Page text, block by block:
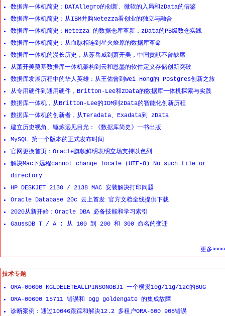
数据库一体机简史：DATAllegro的创新、微软的入局和zData的借鉴
数据库一体机简史：从IBM并购Netezza看创业的独立与融合
数据库一体机简史：Netezza 的数据仓库革新，zData的PB级数仓实践
数据库一体机简史：从血脉相连到星火燎原的数据库革命
数据库一体机的漫长历史，从苏岳威到萧开美，中国贡献不曾缺席
从萧开美奠基数据库一体机架构到云和恩墨的软件定义存储创新突破
数据库发展历程中的华人英雄：从王佑曾到Wei Hong的 Postgres创新之旅
从专用硬件到通用硬件，Britton-Lee和zData的数据库一体机探索与实践
数据库一体机，从Britton-Lee的IDM到zData的智能化创新历程
数据库一体机的创新者，从Teradata、Exadata到 zData
建立历史视角、锤炼远见目光：《数据库简史》一书出版
MySQL 第一个版本的正式发布时间
官网更换首页：Oracle旗帜鲜明表明立场支持以色列
解决Mac下远程cannot change locale (UTF-8) No such file or
directory
HP DESKJET 2130 / 2138 MAC 安装解决打印问题
Oracle Database 20c 云上首发 官方文档全线提供下载
2020从新开始：Oracle DBA 必备技能和学习索引
GaussDB T / A : 从 100 到 200 和 300 命名的变迁
更多
技术专题
ORA-00600 KGLDELETEALLPINSONOBJ1 一个横贯10g/11g/12c的BUG
ORA-00600 15711 错误和 ogg goldengate 的集成故障
诊断案例：通过10046跟踪和解决12.2 多租户ORA-600 908错误